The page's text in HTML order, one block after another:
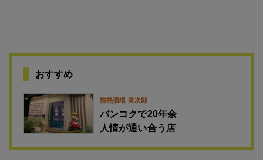
おすすめ
情熱酒場 寅次郎
バンコクで20年余
人情が通い合う店